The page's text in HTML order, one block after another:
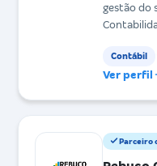
gestão do
Contábil
Ver perfil
Parceiro